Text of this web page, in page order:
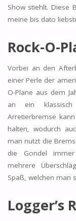
Show stiehlt. Diese
meine bis dato
Rock-O-
Vorbei an den
einer Perle der
O-Plane aus dem
an ein klassisch
Arretierbremse
halten, wodurch
man nutzt die
die Gondel
mehrere
Spaß, welchen man
Logger’s